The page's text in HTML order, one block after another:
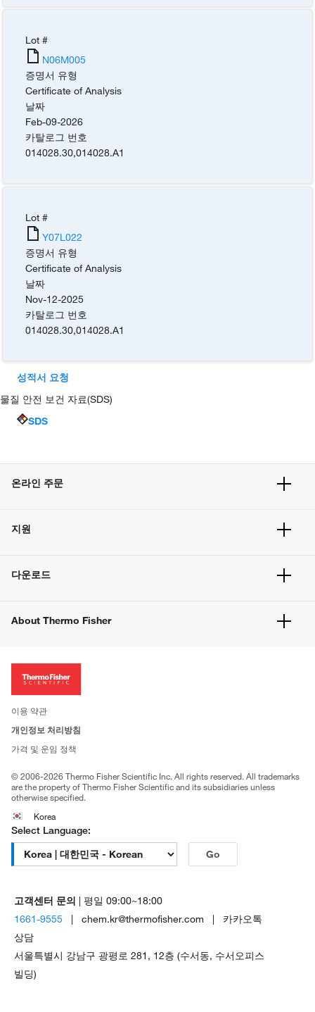
Lot #
N06M005
증명서 유형
Certificate of Analysis
날짜
Feb-09-2026
카탈로그 번호
014028.30,014028.A1
Lot #
Y07L022
증명서 유형
Certificate of Analysis
날짜
Nov-12-2025
카탈로그 번호
014028.30,014028.A1
성적서 요청
물질 안전 보건 자료(SDS)
SDS
온라인 주문
주문 방법
벌크 주문
지원
고객 센터
웹사이트 개선사항
다운로드
About Thermo Fisher
투자자
사회적 책임
브랜드
이용 약관
개인정보 처리방침
가격 및 운임 정책
© 2006-2026 Thermo Fisher Scientific Inc. All rights reserved. All trademarks
are the property of Thermo Fisher Scientific and its subsidiaries unless
otherwise specified.
Korea
Select Language:
Go
고객센터 문의 | 평일 09:00~18:00
1661-9555 | chem.kr@thermofisher.com | 카카오톡
상담
서울특별시 강남구 광평로 281, 12층 (수서동, 수서오피스
빌딩)